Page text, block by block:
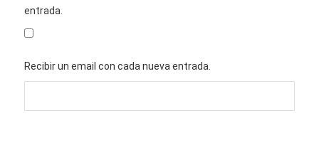
entrada.
Recibir un email con cada nueva entrada.